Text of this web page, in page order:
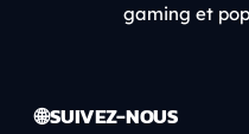
gaming et
🌐 SUIVEZ-NOUS